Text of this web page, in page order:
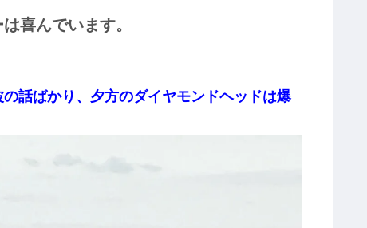
喜んでいます。
話ばかり、夕方のダイヤモンドヘッドは爆